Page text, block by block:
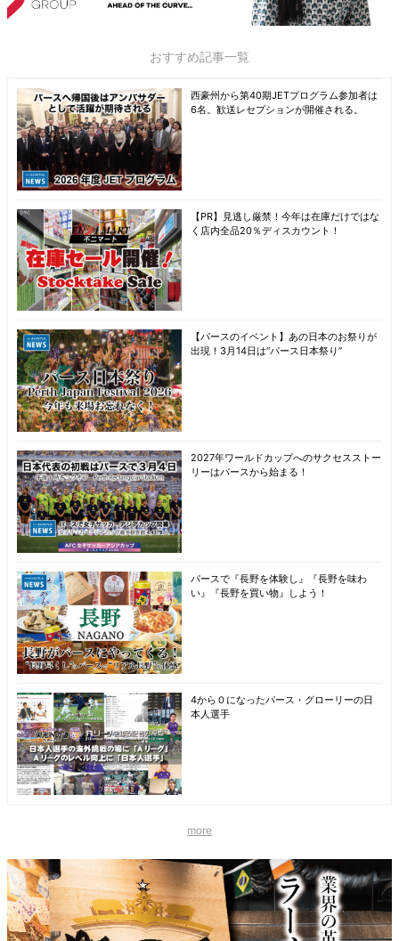
おすすめ記事一覧
西豪州から第40期JETプログラム参加者は
6名。歓送レセプションが開催される。
【PR】見逃し厳禁！今年は在庫だけではな
く店内全品20％ディスカウント！
【パースのイベント】あの日本のお祭りが
出現！3月14日は“パース日本祭り”
2027年ワールドカップへのサクセスストー
リーはパースから始まる！
パースで『長野を体験し』『長野を味わ
い』『長野を買い物』しよう！
4から０になったパース・グローリーの日
本人選手
more